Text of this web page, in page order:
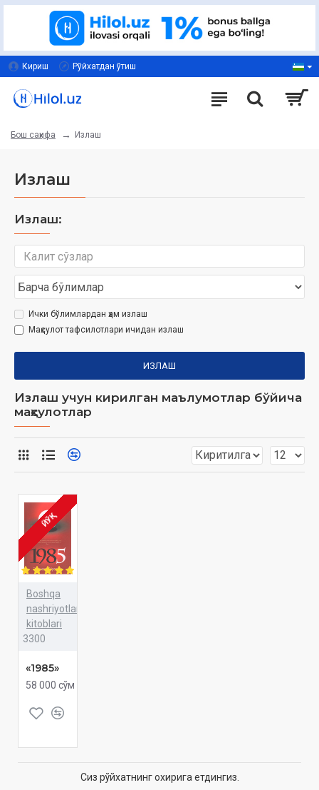
Кириш Рўйхатдан ўтиш
Бош саҳифа Излаш
Излаш
Излаш:
Ички бўлимлардан ҳам излаш
Маҳсулот тафсилотлари ичидан излаш
ИЗЛАШ
Излаш учун кирилган маълумотлар бўйича
маҳсулотлар
ЙЎҚ
Boshqa
nashriyotlar
kitoblari
3300
«1985»
58 000 сўм
Сиз рўйхатнинг охирига етдингиз.